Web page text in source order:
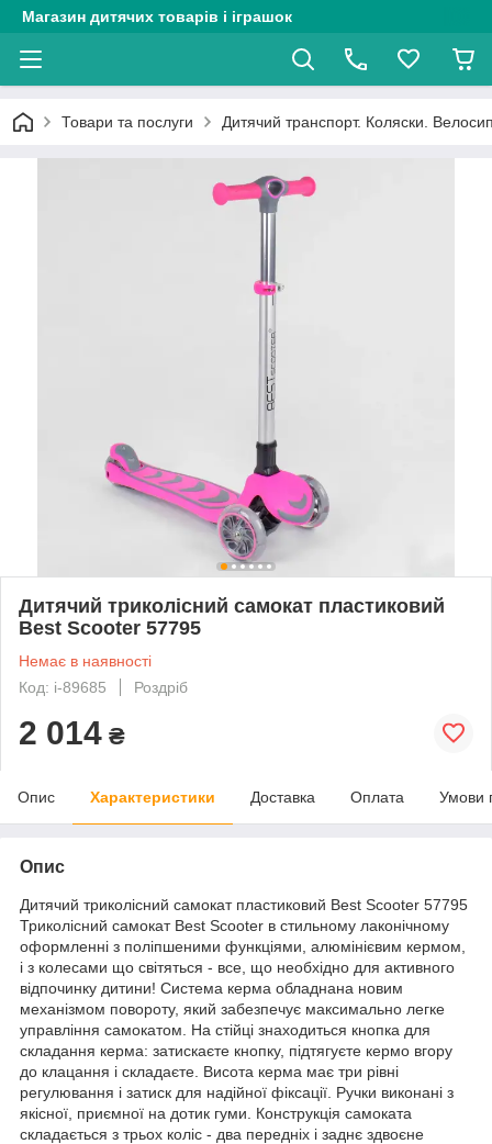
Магазин дитячих товарів і іграшок
Товари та послуги Дитячий транспорт. Коляски.
Дитячий триколісний самокат пластиковий
Best Scooter 57795
Немає в наявності
Код: i-89685
Роздріб
2 014 ₴
Опис Характеристики Доставка Оплата Умови
Опис
Дитячий триколісний самокат пластиковий Best Scooter 57795
Триколісний самокат Best Scooter в стильному лаконічному
оформленні з поліпшеними функціями, алюмінієвим кермом,
і з колесами що світяться - все, що необхідно для активного
відпочинку дитини! Система керма обладнана новим
механізмом повороту, який забезпечує максимально легке
управління самокатом. На стійці знаходиться кнопка для
складання керма: затискаєте кнопку, підтягуєте кермо вгору
до клацання і складаєте. Висота керма має три рівні
регулювання і затиск для надійної фіксації. Ручки виконані з
якісної, приємної на дотик гуми. Конструкція самоката
складається з трьох коліс - два передніх і заднє здвоєне